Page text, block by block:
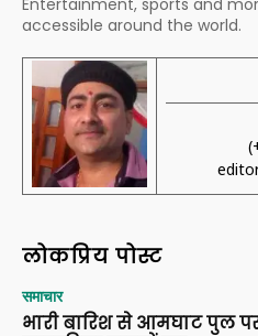
accessible around the world.
लोकप्रिय पोस्ट
समाचार
भारी बारिश से आमघाट पुल